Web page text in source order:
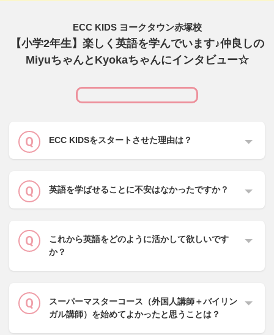
ECC KIDS ヨークタウン赤塚校
【小学2年生】楽しく英語を学んでいます♪仲良しの
MiyuちゃんとKyokaちゃんにインタビュー☆
ECC KIDSをスタートさせた理由は？
英語を学ばせることに不安はなかったですか？
これから英語をどのように活かして欲しいです
か？
スーパーマスターコース（外国人講師＋バイリン
ガル講師）を始めてよかったと思うことは？